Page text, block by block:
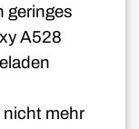
geringes
A528
nicht mehr